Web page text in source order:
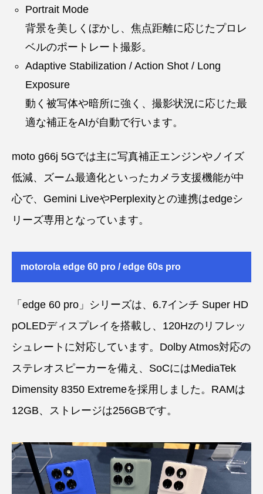
Portrait Mode
背景を美しくぼかし、焦点距離に応じたプロレ
ベルのポートレート撮影。
Adaptive Stabilization / Action Shot / Long
Exposure
動く被写体や暗所に強く、撮影状況に応じた最
適な補正をAIが自動で行います。
moto g66j 5Gでは主に写真補正エンジンやノイズ
低減、ズーム最適化といったカメラ支援機能が中
心で、Gemini LiveやPerplexityとの連携はedgeシ
リーズ専用となっています。
motorola edge 60 pro / edge 60s pro
「edge 60 pro」シリーズは、6.7インチ Super HD
pOLEDディスプレイを搭載し、120Hzのリフレッ
シュレートに対応しています。Dolby Atmos対応の
ステレオスピーカーを備え、SoCにはMediaTek
Dimensity 8350 Extremeを採用しました。RAMは
12GB、ストレージは256GBです。